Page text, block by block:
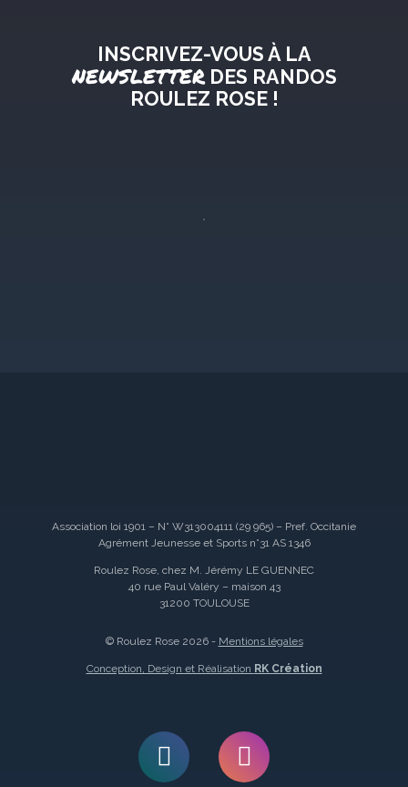
INSCRIVEZ-VOUS À LA
NEWSLETTERDES RANDOS
ROULEZ ROSE !
Association loi 1901 – N° W313004111 (29 965) – Pref. Occitanie
Agrément Jeunesse et Sports n°31 AS 1346
Roulez Rose, chez M. Jérémy LE GUENNEC
40 rue Paul Valéry – maison 43
31200 TOULOUSE
© Roulez Rose 2026 - Mentions légales
Conception, Design et Réalisation RK Création